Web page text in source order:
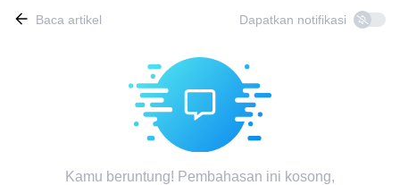
Baca artikel Dapatkan notifikasi
Kamu beruntung! Pembahasan ini kosong,